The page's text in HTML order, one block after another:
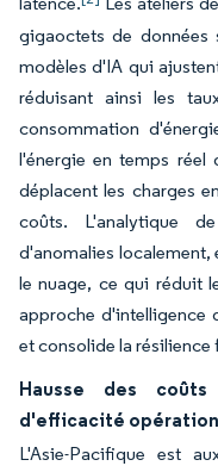
gigaoctets de données
modèles d'IA qui
réduisant ainsi les
consommation
l'énergie en temps réel
déplacent les charges
coûts. L'analytique
d'anomalies localement,
le nuage, ce qui réduit
approche d'intelligence
et consolide la résilience
Hausse des
d'efficacité
L'Asie-Pacifique est